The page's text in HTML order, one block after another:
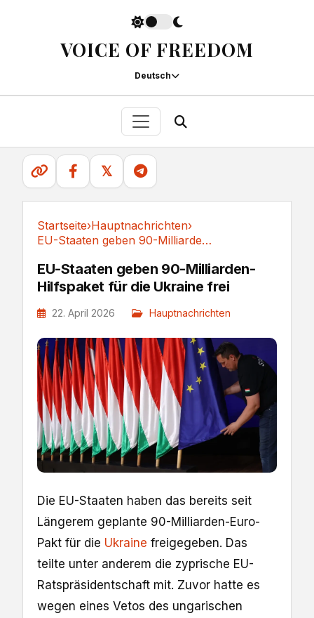
VOICE OF FREEDOM
Deutsch
𝕏
Startseite›Hauptnachrichten›
EU-Staaten geben 90-Milliarden-Hilfspaket für...
EU-Staaten geben 90-Milliarden-
Hilfspaket für die Ukraine frei
22. April 2026 Hauptnachrichten
Die ​EU-Staaten ⁠haben das bereits seit
Längerem geplante 90-Milliarden-Euro-
Pakt ​für ‌die ⁠ Ukraine ​freigegeben. ​Das
teilte unter anderem die zyprische EU-
Ratspräsidentschaft ⁠mit. Zuvor hatte es
wegen eines Vetos des ungarischen